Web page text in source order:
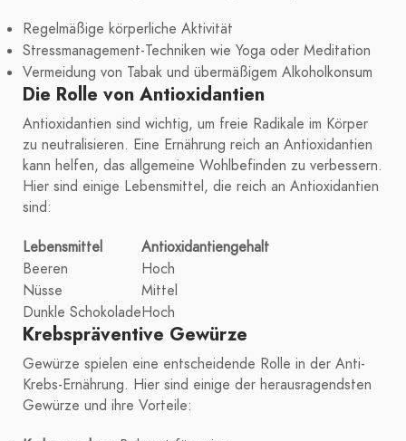
Regelmäßige körperliche Aktivität
Stressmanagement-Techniken wie Yoga oder Meditation
Vermeidung von Tabak und übermäßigem Alkoholkonsum
Die Rolle von Antioxidantien
Antioxidantien sind wichtig, um freie Radikale im Körper
zu neutralisieren. Eine Ernährung reich an Antioxidantien
kann helfen, das allgemeine Wohlbefinden zu verbessern.
Hier sind einige Lebensmittel, die reich an Antioxidantien
sind:
Lebensmittel
Antioxidantiengehalt
Beeren
Hoch
Nüsse
Mittel
Dunkle SchokoladeHoch
Krebspräventive Gewürze
Gewürze spielen eine entscheidende Rolle in der Anti-
Krebs-Ernährung. Hier sind einige der herausragendsten
Gewürze und ihre Vorteile: